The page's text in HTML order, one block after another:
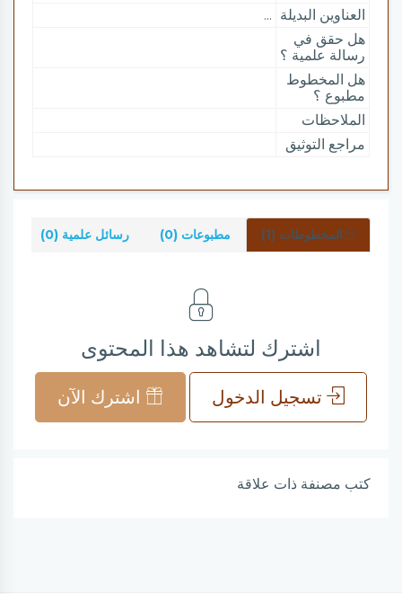
العناوين البديلة ...
هل حقق في
رسالة علمية ؟
هل المخطوط
مطبوع ؟
الملاحظات
مراجع التوثيق
المخطوطات (1) مطبوعات (0) رسائل علمية (0)
اشترك لتشاهد هذا المحتوى
تسجيل الدخول اشترك الآن
كتب مصنفة ذات علاقة